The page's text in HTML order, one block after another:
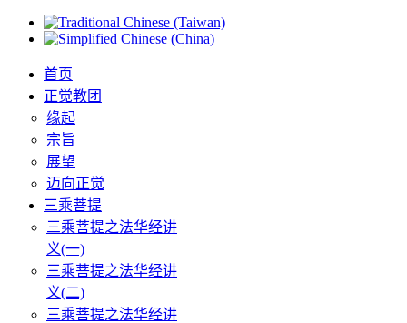
首页
正觉教团
缘起
宗旨
展望
迈向正觉
三乘菩提
三乘菩提之法华经讲
义(一)
三乘菩提之法华经讲
义(二)
三乘菩提之法华经讲